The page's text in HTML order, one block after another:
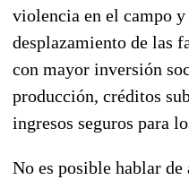
violencia en el campo
desplazamiento de las
con mayor inversión
producción, créditos
ingresos seguros para
No es posible hablar